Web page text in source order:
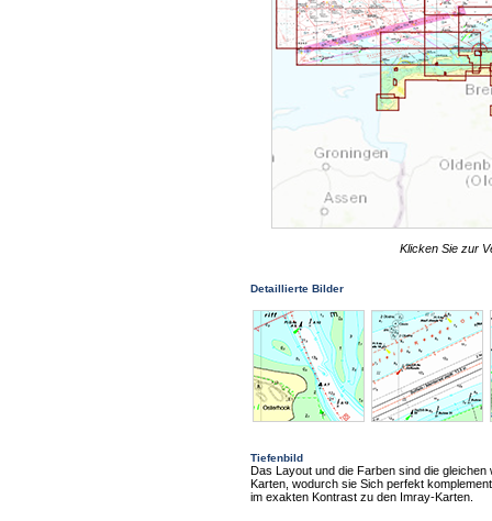
Klicken Sie zur
Detaillierte Bilder
Tiefenbild
Das Layout und die Farben sind die
Karten, wodurch sie Sich perfekt
im exakten Kontrast zu den Imray-Karten.